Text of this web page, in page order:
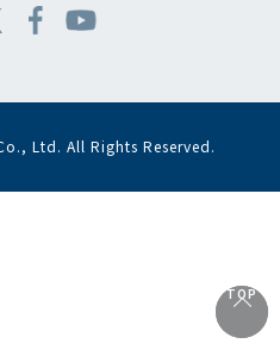
TOP
TOP
Ltd. All Rights Reserved.